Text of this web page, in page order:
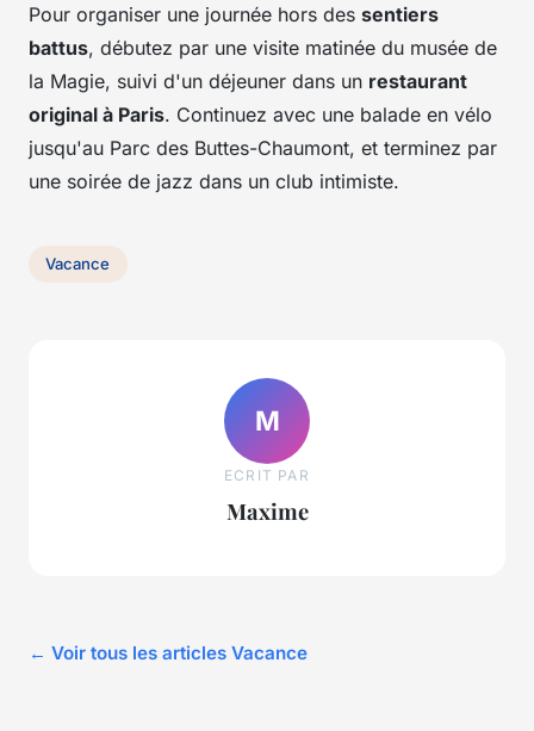
Pour organiser une journée hors des sentiers
battus, débutez par une visite matinée du musée de
la Magie, suivi d'un déjeuner dans un restaurant
original à Paris. Continuez avec une balade en vélo
jusqu'au Parc des Buttes-Chaumont, et terminez par
une soirée de jazz dans un club intimiste.
Vacance
M
ECRIT PAR
Maxime
← Voir tous les articles Vacance